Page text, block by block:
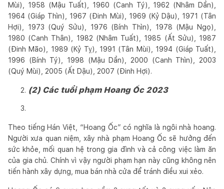
Mùi), 1958 (Mậu Tuất), 1960 (Canh Tý), 1962 (Nhâm Dần),
1964 (Giáp Thìn), 1967 (Đinh Mùi), 1969 (Kỷ Dậu), 1971 (Tân
Hợi), 1973 (Quý Sửu), 1976 (Bính Thìn), 1978 (Mậu Ngọ),
1980 (Canh Thân), 1982 (Nhâm Tuất), 1985 (Ất Sửu), 1987
(Đinh Mão), 1989 (Kỷ Tỵ), 1991 (Tân Mùi), 1994 (Giáp Tuất),
1996 (Bính Tý), 1998 (Mậu Dần), 2000 (Canh Thìn), 2003
(Quý Mùi), 2005 (Ất Dậu), 2007 (Đinh Hợi).
(2) Các tuổi phạm Hoang Ốc 2023
Theo tiếng Hán Việt, “Hoang Ốc” có nghĩa là ngôi nhà hoang.
Người xưa quan niệm, xây nhà phạm Hoang Ốc sẽ hưởng đến
sức khỏe, mối quan hệ trong gia đình và cả công việc làm ăn
của gia chủ. Chính vì vậy người phạm hạn này cũng không nên
tiến hành xây dựng, mua bán nhà cửa để tránh điều xui xẻo.